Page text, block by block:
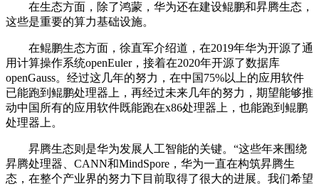
在生态方面，除了鸿蒙，华为还在建设鲲鹏和昇腾生态，
这些是重要的算力基础设施。
在鲲鹏生态方面，徐直军介绍道，在2019年华为开源了通
用计算操作系统openEuler，接着在2020年开源了数据库
openGauss。经过这几年的努力，在中国75%以上的应用软件
已能跑到鲲鹏处理器上，再经过未来几年的努力，期望能够推
动中国所有的应用软件既能跑在x86处理器上，也能跑到鲲鹏
处理器上。
昇腾生态则是华为发展人工智能的关键。“这些年来围绕
昇腾处理器、CANN和MindSpore，华为一直在构筑昇腾生
态，在整个产业界的努力下目前取得了很大的进展。我们希望